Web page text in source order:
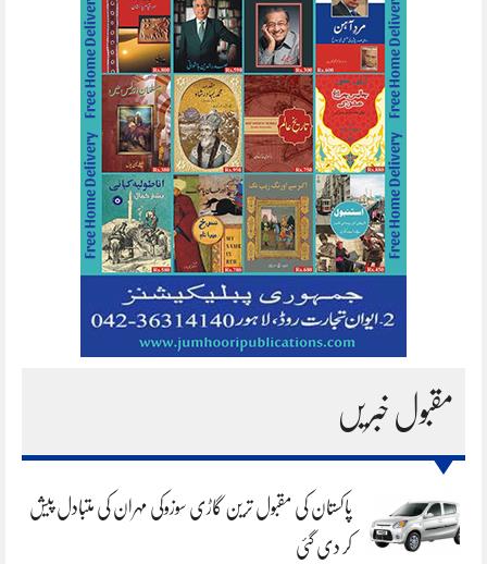
مقبول خبریں
پاکستان کی مقبول ترین گاڑی سوزوکی مہران کی متبادل پیش
کر دی گئی